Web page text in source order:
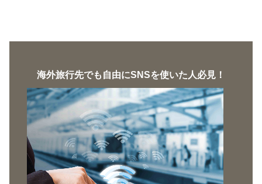
海外旅行先でも自由にSNSを使いた人必見！